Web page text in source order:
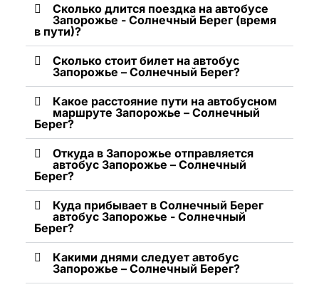
Сколько длится поездка на автобусе
Запорожье - Солнечный Берег (время
в пути)?
Сколько стоит билет на автобус
Запорожье – Солнечный Берег?
Какое расстояние пути на автобусном
маршруте Запорожье – Солнечный
Берег?
Откуда в Запорожье отправляется
автобус Запорожье – Солнечный
Берег?
Куда прибывает в Солнечный Берег
автобус Запорожье - Солнечный
Берег?
Какими днями следует автобус
Запорожье – Солнечный Берег?